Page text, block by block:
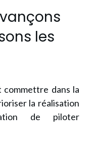
les
commettre dans la
la réalisation
de piloter